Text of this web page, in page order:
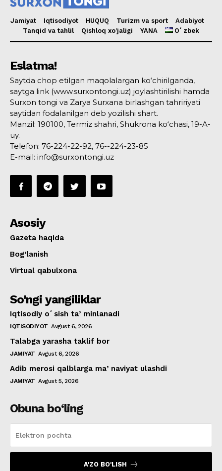
Jamiyat Iqtisodiyot HUQUQ Turizm va sport
Adabiyot
Tanqid va tahlil
Qishloq xo’jaligi YANA Oʻzbek
Eslatma!
Saytda chop etilgan maqolalargan ko‘chirilganda,
saytga link (www.surxontongi.uz) joylashtirilishi hamda
Surxon tongi va Zarya Surxana birlashgan tahririyati
saytidan fodalanilgan deb yozilishi shart.
Manzil: 190100, Termiz shahri, Shukrona ko‘chasi, 19-A-
uy.
Telefon: 76-224-22-92, 76--224-23-85
E-mail: info@surxontongi.uz
Asosiy
Gazeta haqida
Bog’lanish
Virtual qabulxona
So'ngi yangiliklar
Iqtisodiy oʻsish taʼminlanadi
IQTISODIYOT Avgust 6, 2026
Talabga yarasha taklif bor
JAMIYAT Avgust 6, 2026
Adib merosi qalblarga maʼnaviyat ulashdi
JAMIYAT Avgust 5, 2026
Obuna bo‘ling
A'ZO BO'LISH